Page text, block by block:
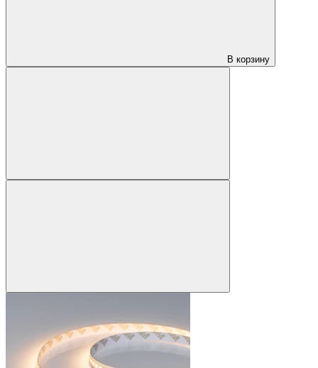
В корзину